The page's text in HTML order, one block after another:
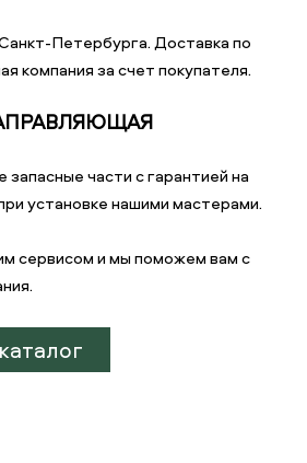
Петербурга. Доставка по
компания за счет покупателя.
части с гарантией на
установке нашими мастерами.
сервисом и мы поможем вам с